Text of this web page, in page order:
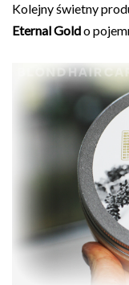
Kolejny świetny
Eternal Goldo